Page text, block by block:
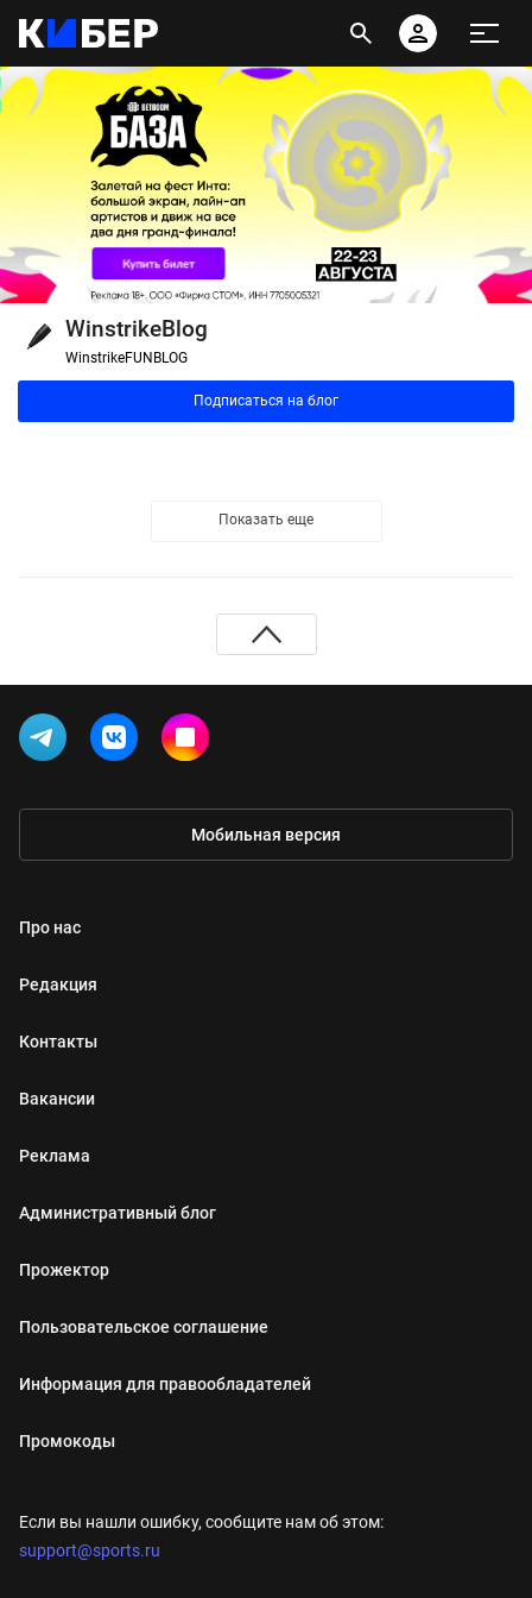
WinstrikeBlog
WinstrikeFUNBLOG
Подписаться на блог
Показать еще
Мобильная версия
Про нас
Редакция
Контакты
Вакансии
Реклама
Административный блог
Прожектор
Пользовательское соглашение
Информация для правообладателей
Промокоды
Если вы нашли ошибку, сообщите нам об этом:
support@sports.ru